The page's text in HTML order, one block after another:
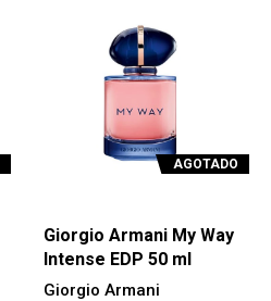
AGOTADO
Giorgio Armani My Way
Intense EDP 50 ml
Giorgio Armani